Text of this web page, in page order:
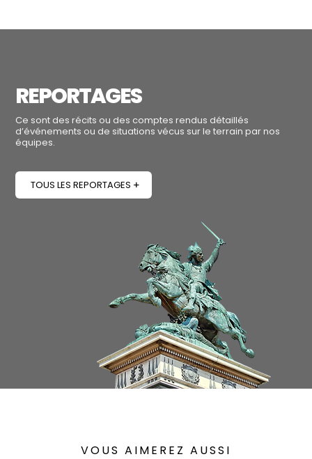
REPORTAGES
Ce sont des récits ou des comptes rendus détaillés
d’événements ou de situations vécus sur le terrain par nos
équipes.
TOUS LES REPORTAGES
VOUS AIMEREZ AUSSI